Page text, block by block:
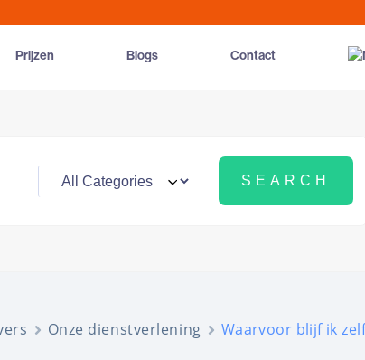
Prijzen Blogs Contact
Onze dienstverlening Waarvoor blijf ik